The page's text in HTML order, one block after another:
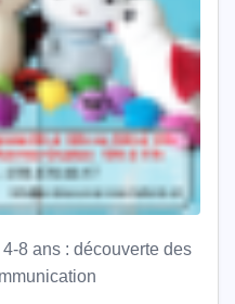
8 ans : découverte des